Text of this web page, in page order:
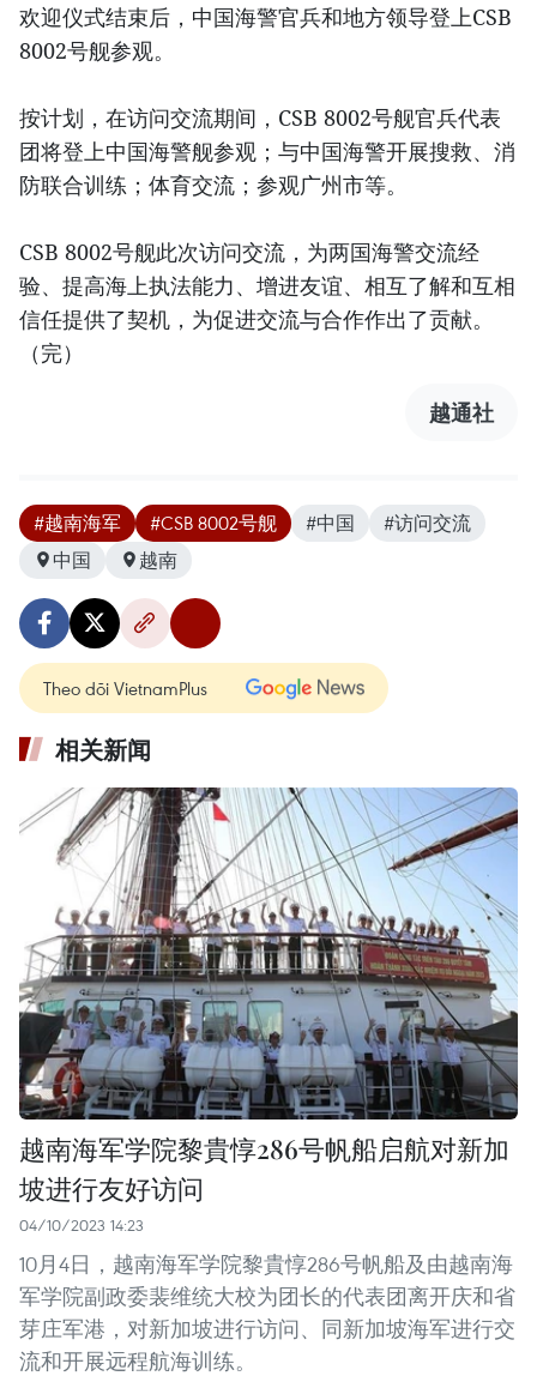
欢迎仪式结束后，中国海警官兵和地方领导登上CSB
8002号舰参观。
按计划，在访问交流期间，CSB 8002号舰官兵代表
团将登上中国海警舰参观；与中国海警开展搜救、消
防联合训练；体育交流；参观广州市等。
CSB 8002号舰此次访问交流，为两国海警交流经
验、提高海上执法能力、增进友谊、相互了解和互相
信任提供了契机，为促进交流与合作作出了贡献。
（完）
越通社
#越南海军 #CSB 8002号舰 #中国
#访问交流
中国
越南
Theo dõi VietnamPlus
相关新闻
越南海军学院黎貴惇286号帆船启航对新加
坡进行友好访问
04/10/2023 14:23
10月4日，越南海军学院黎貴惇286号帆船及由越南海
军学院副政委裴维统大校为团长的代表团离开庆和省
芽庄军港，对新加坡进行访问、同新加坡海军进行交
流和开展远程航海训练。